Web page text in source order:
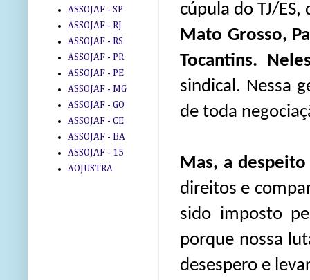
cúpula do TJ/
Mato Grosso,
Tocantins.
sindical. Nessa
de toda
Mas, a
direitos e
sido imposto
porque nossa
desespero e
ASSOJAF - SP
ASSOJAF - RJ
ASSOJAF - RS
ASSOJAF - PR
ASSOJAF - PE
ASSOJAF - MG
ASSOJAF - GO
ASSOJAF - CE
ASSOJAF - BA
ASSOJAF - 15
AOJUSTRA